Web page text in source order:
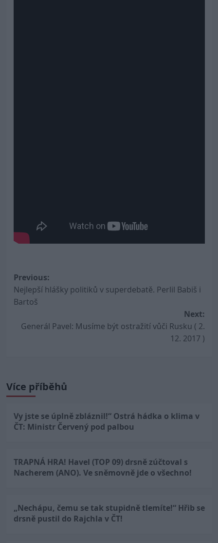
Post
navigation
Previous:
Nejlepší hlášky politiků v superdebatě. Perlil Babiš i
Bartoš
Next:
Generál Pavel: Musíme být ostražití vůči Rusku ( 2.
12. 2017 )
Více příběhů
Vy jste se úplně zbláznil!“ Ostrá hádka o klima v
ČT: Ministr Červený pod palbou
TRAPNÁ HRA! Havel (TOP 09) drsně zúčtoval s
Nacherem (ANO). Ve sněmovně jde o všechno!
„Nechápu, čemu se tak stupidně tlemíte!“ Hřib se
drsně pustil do Rajchla v ČT!